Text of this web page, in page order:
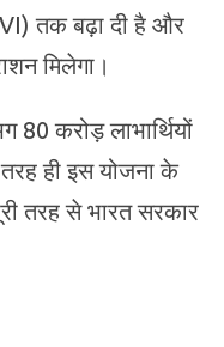
तक बढ़ा दी है और
मिलेगा।
करोड़ लाभार्थियों
ही इस योजना के
तरह से भारत सरकार